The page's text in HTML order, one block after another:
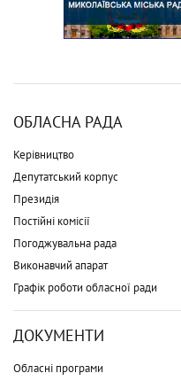
ОБЛАСНА РАДА
Керівництво
Депутатський корпус
Президія
Постійні комісії
Погоджувальна рада
Виконавчий апарат
Графік роботи обласної ради
ДОКУМЕНТИ
Обласні програми